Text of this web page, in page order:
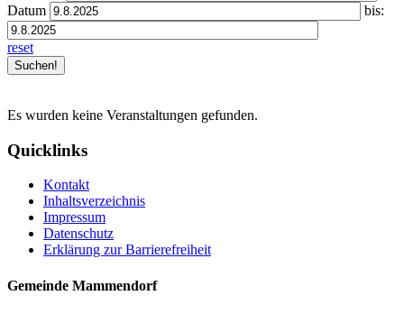
Datum
bis:
reset
Es wurden keine Veranstaltungen gefunden.
Quicklinks
Kontakt
Inhaltsverzeichnis
Impressum
Datenschutz
Erklärung zur Barrierefreiheit
Gemeinde Mammendorf